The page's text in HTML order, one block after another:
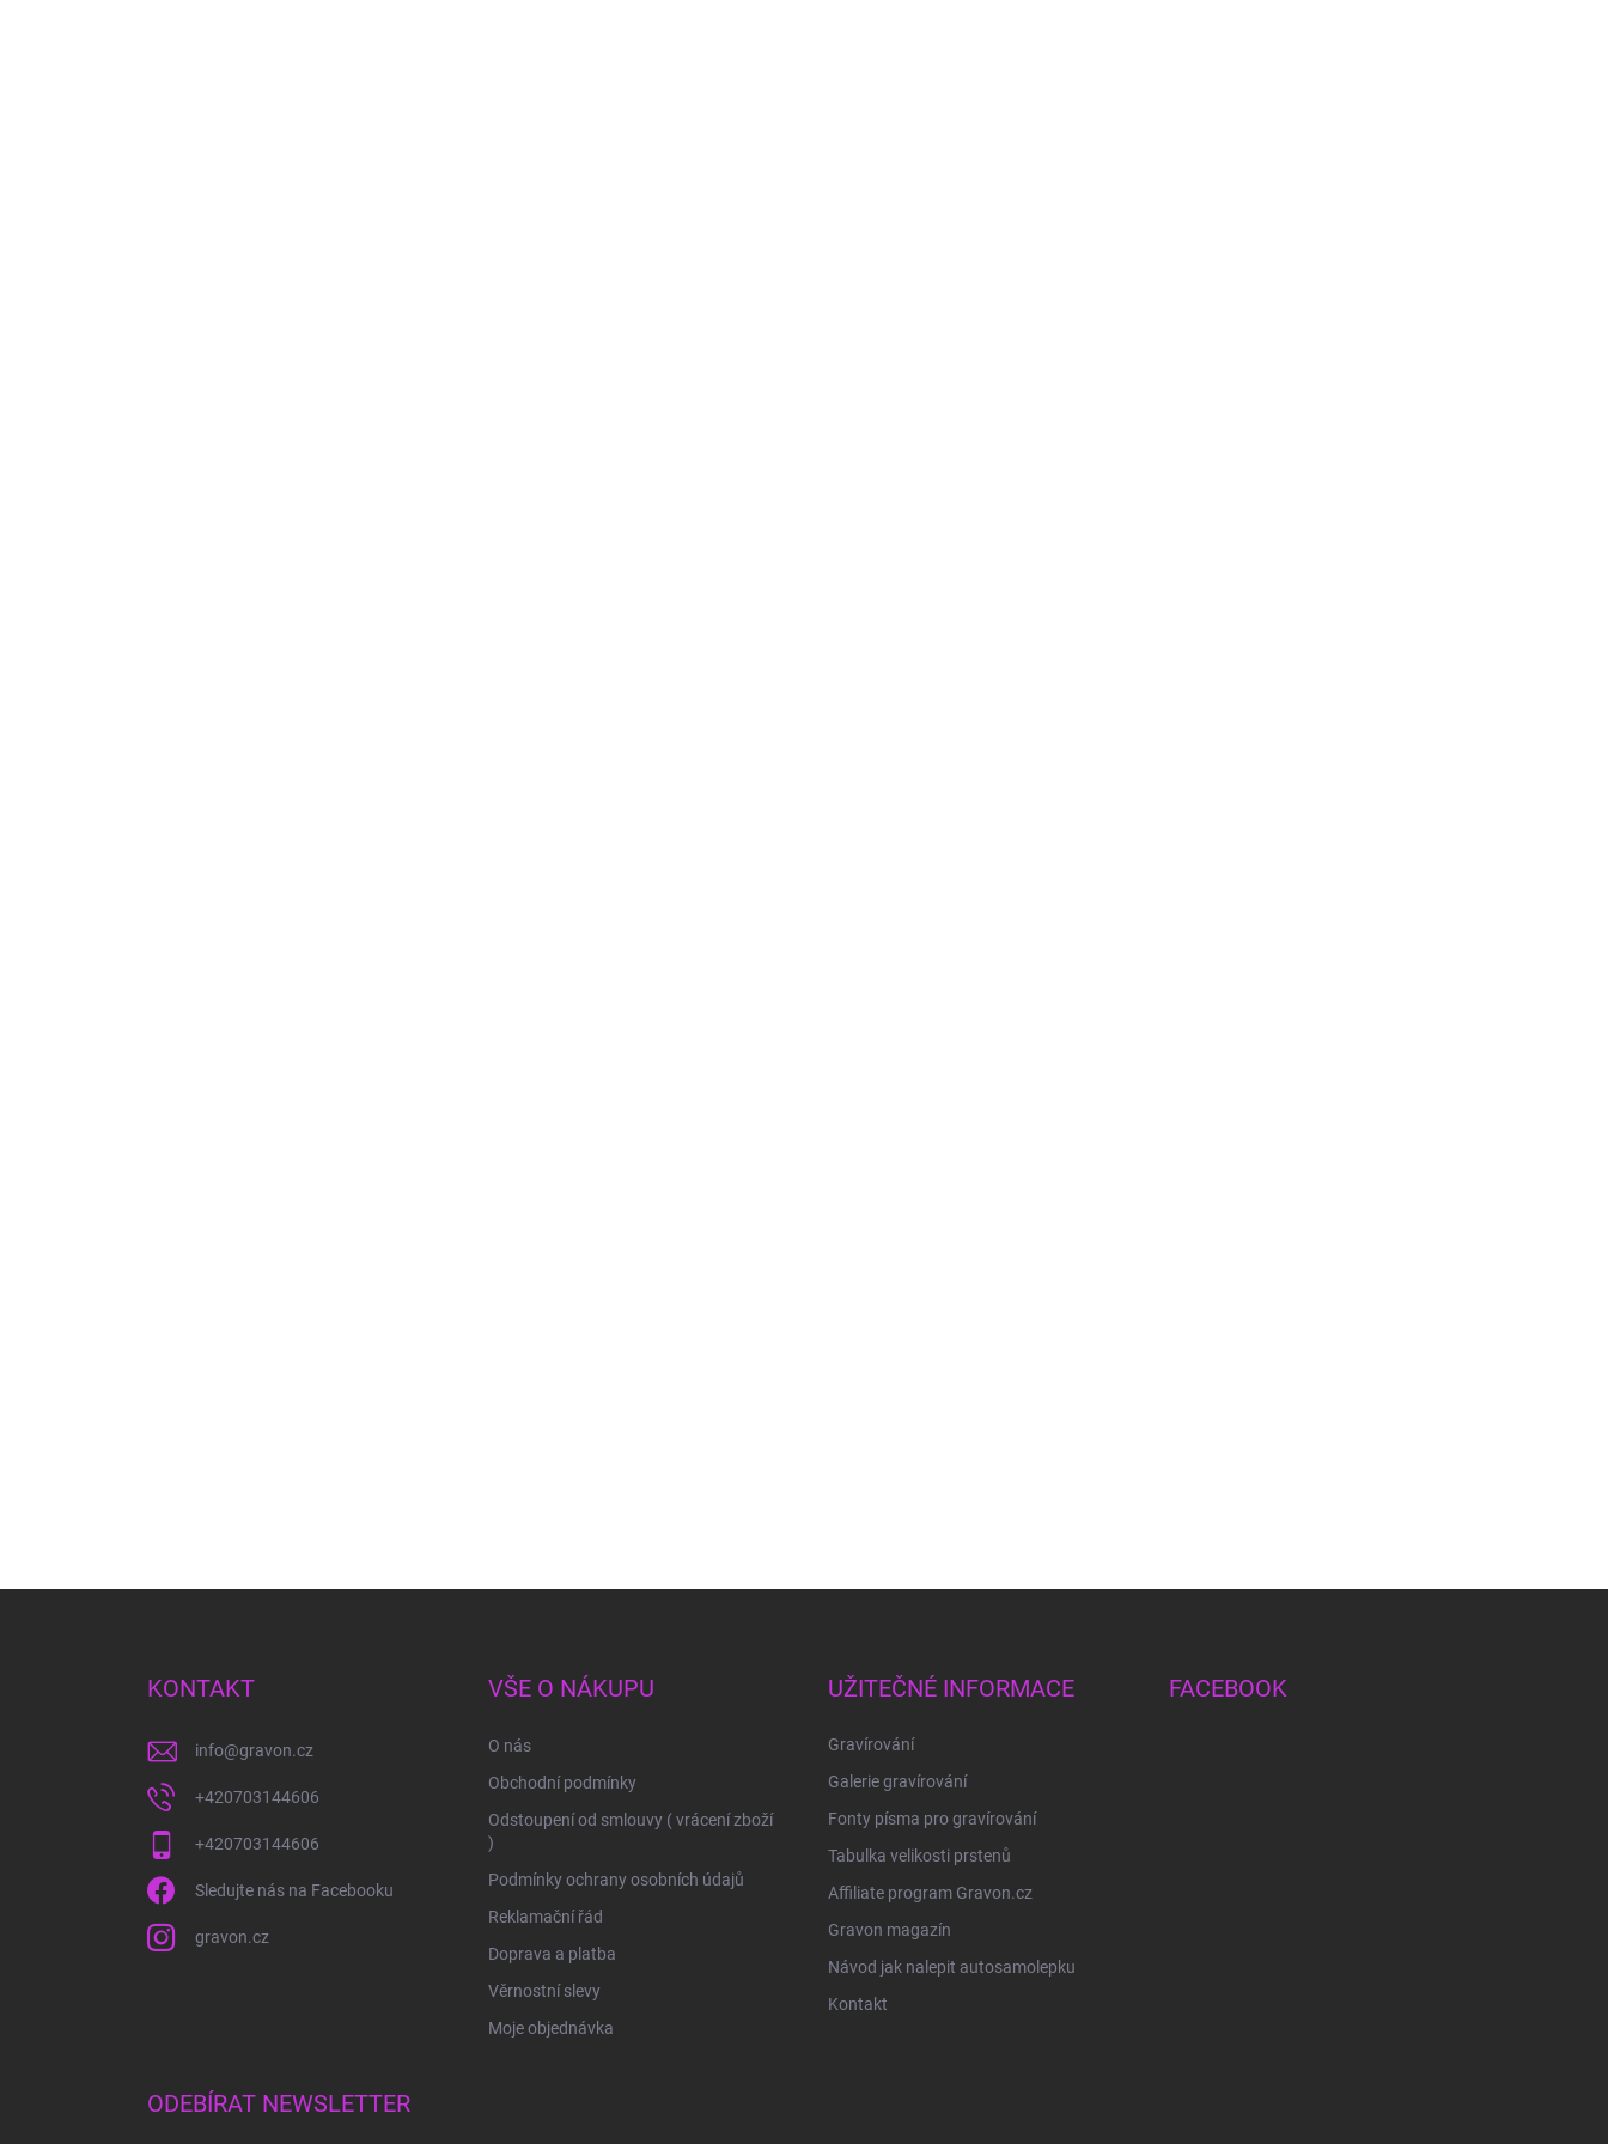
KONTAKT
info@gravon.cz
+420703144606
+420703144606
Sledujte nás na Facebooku
gravon.cz
VŠE O NÁKUPU
O nás
Obchodní podmínky
Odstoupení od smlouvy ( vrácení zboží
)
Podmínky ochrany osobních údajů
Reklamační řád
Doprava a platba
Věrnostní slevy
Moje objednávka
UŽITEČNÉ INFORMACE
Gravírování
Galerie gravírování
Fonty písma pro gravírování
Tabulka velikosti prstenů
Affiliate program Gravon.cz
Gravon magazín
Návod jak nalepit autosamolepku
Kontakt
FACEBOOK
ODEBÍRAT NEWSLETTER